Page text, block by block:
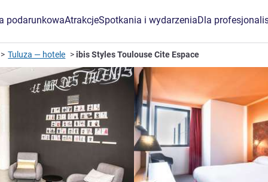
podarunkowaAtrakcjeSpotkania i wydarzeniaDla
Tuluza — hotele ibis Styles Toulouse Cite Espace